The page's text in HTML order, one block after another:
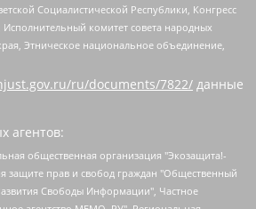
Социалистической Республики, Конгресс
комитет совета народных
Этническое национальное объединение,
ru/documents/7822/ данные
агентов:
права и публичной политики", Баданин Роман Сергеевич, Гликин Максим Александрович, Железнова Мария Михайловна, Лукьянова Юлия Сергеевна, Маетная Елизавета Витальевна, Маняхин Петр Борисович, Чуракова Ольга Владимировна, Ярош Юлия Петровна, Юридическое лицо "The Insider SIA", зарегистрированное в Риге, Латвийская Республика (дата регистрации 26.06.2015), являющееся администратором доменного имени интернет-издания "The Insider SIA", https://theins.ru, Постернак Алексей Евгеньевич, Рубин Михаил Аркадьевич, Анин Роман Александрович, Юридическое лицо Istories fonds, зарегистрированное в Латвийской Республике (регистрационный номер 50008295751, дата регистрации 24.02.2020), Великовский Дмитрий Александрович, Долинина Ирина Николаевна, Мароховская Алеся Алексеевна, Шлейнов Роман Юрьевич, Шмагун Олеся Валентиновна, Общество с ограниченной ответственностью "Альтаир 2021", Общество с ограниченной ответственностью "Вега 2021", Общество с ограниченной ответственностью "Главный редактор 2021", Общество с ограниченной ответственностью "Ромашки монолит", Важенков Артем Валерьевич, Ивановская областная общественная организация "Центр гендерных исследований", Гурман Юрий Альбертович, Медиапроект "ОВД-Инфо", Егоров Владимир Владимирович, Жилинский Владимир Александрович, Общество с ограниченной ответственностью "ЗП", Иванова София Юрьевна, Карезина Инна Павловна, Кильтау Екатерина Викторовна, Петров Алексей Викторович, Пискунов Сергей Евгеньевич, Смирнов Сергей Сергеевич, Тихонов Михаил Сергеевич, Общество с ограниченной ответственностью "ЖУРНАЛИСТ-ИНОСТРАННЫЙ АГЕНТ", Арапова Галина Юрьевна, Вольтская Татьяна Анатольевна, Американская компания "Mason G.E.S. Anonymous Foundation" (США), являющаяся владельцем интернет-издания https://mnews.world/, Компания "Stichting Bellingcat", зарегистрированная в Нидерландах (дата регистрации 11.07.2018), Захаров Андрей Вячеславович, Клепиковская Екатерина Дмитриевна, Общество с ограниченной ответственностью "МЕМО", Перл Роман Александрович, Симонов Евгений Алексеевич, Соловьева Елена Анатольевна, Сотников Даниил Владимирович, Сурначева Елизавета Дмитриевна, Автономная некоммерческая организация по защите прав человека и информированию населения "Якутия – Наше Мнение", Общество с ограниченной ответственностью "Москоу диджитал медиа", с 26.01.2023 Общество с ограниченной ответственностью "Чайка Белые сады", Ветошкина Валерия Валерьевна, Заговора Максим Александрович, Межрегиональное общественное движение "Российская ЛГБТ - сеть", Оленичев Максим Владимирович, Павлов Иван Юрьевич, Скворцова Елена Сергеевна, Общество с ограниченной ответственностью "Как бы инагент", Кочетков Игорь Викторович, Общество с ограниченной ответственностью "Честные выборы", Еланчик Олег Александрович, Общество с ограниченной ответственностью "Нобелевский призыв", Гималова Регина Эмилевна, Григорьев Андрей Валерьевич, Григорьева Алина Александровна, Ассоциация по содействию защите прав призывников, альтернативнослужащих и военнослужащих "Правозащитная группа "Гражданин.Армия.Право", Хисамова Регина Фаритовна, Автономная некоммерческая организация по реализации социально-правовых программ "Лилит", Дальневосточное общественное движение "Маяк", Санкт-Петербургская ЛГБТ-инициативная группа "Выход", Инициативная группа ЛГБТ+ "Реверс", Алексеев Андрей Викторович, Бекбулатова Таисия Львовна, Беляев Иван Михайлович, Владыкина Елена Сергеевна, Гельман Марат Александрович, Никульшина Вероника Юрьевна, Толоконникова Надежда Андреевна, Шендерович Виктор Анатольевич, Общество с ограниченной ответственностью "Данное сообщение", Общество с ограниченной ответственностью Издательский дом "Новая глава", Айнбиндер Александра Александровна, Московский комьюнити-центр для ЛГБТ+инициатив, Благотворительный фонд развития филантропии, Deutsche Welle (Германия, Kurt-Schumacher-Strasse 3, 53113 Bonn), Борзунова Мария Михайловна, Воробьев Виктор Викторович, Голубева Анна Львовна, Константинова Алла Михайловна, Малкова Ирина Владимировна, Мурадов Мурад Абдулгалимович, Осетинская Елизавета Николаевна, Понасенков Евгений Николаевич, Ганапольский Матвей Юрьевич, Киселев Евгений Алексеевич, Борухович Ирина Григорьевна, Дремин Иван Тимофеевич, Дубровский Дмитрий Викторович, Красноярская региональная общественная организация поддержки и развития альтернативных образовательных технологий и межкультурных коммуникаций "ИНТЕРРА", Маяковская Екатерина Алексеевна, Фейгин Марк Захарович, Филимонов Андрей Викторович, Дзугкоева Регина Николаевна, Доброхотов Роман Александрович, Дудь Юрий Александрович, Елкин Сергей Владимирович, Кругликов Кирилл Игоревич, Сабунаева Мария Леонидовна, Семенов Алексей Владимирович, Шаинян Карен Багратович, Шульман Екатерина Михайловна, Асафьев Артур Валерьевич, Вахштайн Виктор Семенович, Венедиктов Алексей Алексеевич, Лушникова Екатерина Евгеньевна, Волков Леонид Михайлович, Невзоров Александр Глебович, Пархоменко Сергей Борисович, Сироткин Ярослав Николаевич, Кара-Мурза Владимир Владимирович, Баранова Наталья Владимировна, Гозман Леонид Яковлевич, Кагарлицкий Борис Юльевич, Климарев Михаил Валерьевич, Милов Владимир Станиславович, Автономная некоммерческая организация Краснодарский центр современного искусства "Типография", Моргенштерн Алишер Тагирович, Соболь Любовь Эдуардовна, Общество с ограниченной ответственностью "ЛИЗА НОРМ", Каспаров Гарри Кимович, Ходорковский Михаил Борисович, Общество с ограниченной ответственностью "Апрельские тезисы", Данилович Ирина Брониславовна, Кашин Олег Владимирович, Петров Николай Владимирович, Пивоваров Алексей Владимирович, Соколов Михаил Владимирович, Цветкова Юлия Владимировна, Чичваркин Евгений Александрович, Комитет против пыток/Команда против пыток, Общество с ограниченной ответственностью "Первый научный", Общество с ограниченной ответственностью "Вертолет и ко", Белоцерковская Вероника Борисовна, Кац Максим Евгеньевич, Лазарева Татьяна Юрьевна, Шаведдинов Руслан Табризович, Яшин Илья Валерьевич, Общество с ограниченной ответственностью "Иноагент ААВ", Алешковский Дмитрий Петрович, Альбац Евгения Марковна, Быков Дмитрий Львович, Галямина Юлия Евгеньевна, Лойко Сергей Леонидович, Мартынов Кирилл Константинович, Медведев Сергей Александрович, Крашенинников Федор Геннадиевич, Гордеева Катерина Вл